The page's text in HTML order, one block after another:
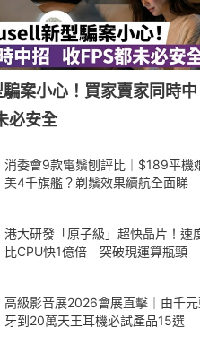
案小心！買家賣家同時中
必安全
消委會9款電鬚刨評比｜$189平機
美4千旗艦？剃鬚效果續航全面睇
港大研發「原子級」超快晶片！速
比CPU快1億倍 突破現運算瓶頸
高級影音展2026會展直擊｜由千
牙到20萬天王耳機必試產品15選